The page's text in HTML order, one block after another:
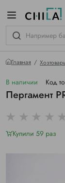
Главная
В наличии Код
Пергамент
Купили 59 раз
гамме